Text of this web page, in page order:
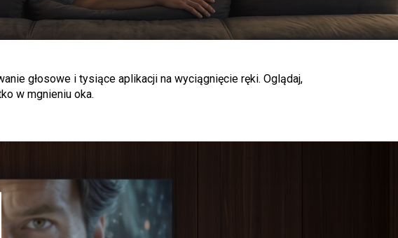
głosowe i tysiące aplikacji na wyciągnięcie ręki. Oglądaj,
w mgnieniu oka.